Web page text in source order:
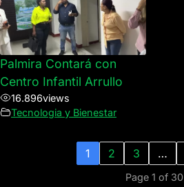
Palmira Contará con
Centro Infantil Arrullo
16.896views
Tecnologia y Bienestar
1 2 3 …
Page 1 of 30